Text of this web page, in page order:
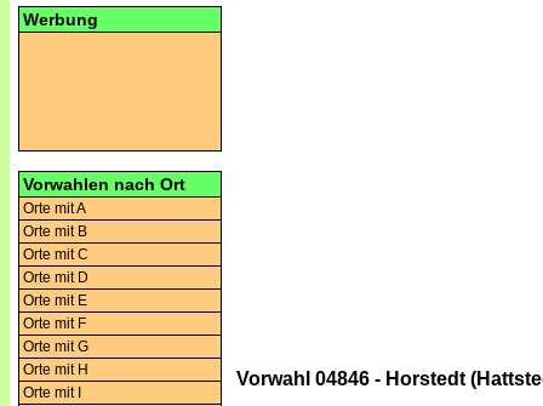
Werbung
Vorwahlen nach Ort
Orte mit A
Orte mit B
Orte mit C
Orte mit D
Orte mit E
Orte mit F
Orte mit G
Orte mit H
Orte mit I
Vorwahl 04846 - Horstedt